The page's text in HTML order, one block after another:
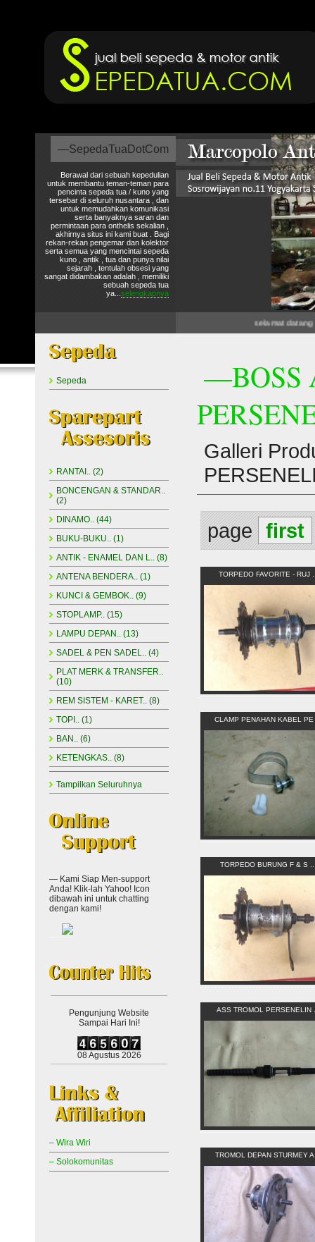
—SepedaTuaDotCom
Berawal dari sebuah kepedulian
untuk membantu teman-teman para
pencinta sepeda tua / kuno yang
tersebar di seluruh nusantara , dan
untuk memudahkan komunikasi
serta banyaknya saran dan
permintaan para onthelis sekalian ,
akhirnya situs ini kami buat . Bagi
rekan-rekan pengemar dan kolektor
serta semua yang mencintai sepeda
kuno , antik , tua dan punya nilai
sejarah , tentulah obsesi yang
sangat didambakan adalah , memiliki
sebuah sepeda tua
ya... selengkapnya
selamat datang di
Sepeda
RANTAI.. (2)
BONCENGAN & STANDAR..
(2)
DINAMO.. (44)
BUKU-BUKU.. (1)
ANTIK - ENAMEL DAN L.. (8)
ANTENA BENDERA.. (1)
KUNCI & GEMBOK.. (9)
STOPLAMP.. (15)
LAMPU DEPAN.. (13)
SADEL & PEN SADEL.. (4)
PLAT MERK & TRANSFER..
(10)
REM SISTEM - KARET.. (8)
TOPI.. (1)
BAN.. (6)
KETENGKAS.. (8)
Tampilkan Seluruhnya
— Kami Siap Men-support
Anda! Klik-lah Yahoo! Icon
dibawah ini untuk chatting
dengan kami!
Pengunjung Website
Sampai Hari Ini!
08 Agustus 2026
– Wira Wiri
– Solokomunitas
—BOSS
Galleri
page first
TORPEDO FAVORITE - RUJ
CLAMP PENAHAN KABEL PE
TORPEDO BURUNG F & S ..
ASS TROMOL PERSENELIN
TROMOL DEPAN STURMEY A